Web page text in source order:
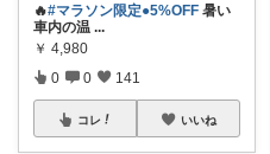
🔥#マラソン限定●5%OFF 暑い
車内の温 ...
￥ 4,980
0 0 141
コレ いいね